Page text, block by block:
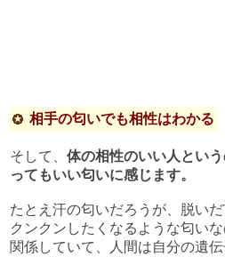
相手の匂いでも相性はわかる
そして、 体の相性のいい人とい
ってもいい匂いに感じます。
たとえ汗の匂いだろうが、脱い
クンクンしたくなるような匂い
関係していて、人間は自分の遺